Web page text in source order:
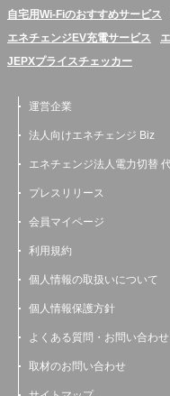
自宅用Wi-Fiのおすすめサービス
エネチェンジEV充電サービス
JEPXプライスチェッカー
運営企業
法人向けエネチェンジ Biz
エネチェンジ法人電力切替
プレスリリース
会員マイページ
利用規約
個人情報の取扱いについて
個人情報保護方針
よくある質問・お問い合わせ
取材のお問い合わせ